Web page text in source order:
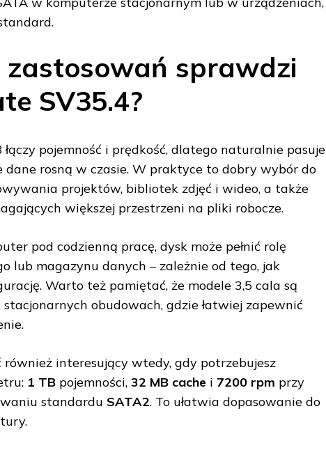
zastosowań sprawdzi
SV35.4?
łączy pojemność i prędkość, dlatego naturalnie pasuje
dane rosną w czasie. W praktyce to dobry wybór do
projektów, bibliotek zdjęć i wideo, a także
większej przestrzeni na pliki robocze.
pod codzienną pracę, dysk może pełnić rolę
lub magazynu danych – zależnie od tego, jak
Warto też pamiętać, że modele 3,5 cala są
obudowach, gdzie łatwiej zapewnić
również interesujący wtedy, gdy potrzebujesz
1 TB pojemności, 32 MB cache i 7200 rpm przy
standardu SATA2. To ułatwia dopasowanie do